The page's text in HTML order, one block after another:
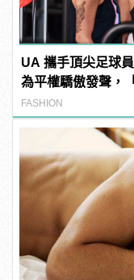
UA 攜手頂尖足球
為平權驕傲發聲，
全新上市！
FASHION